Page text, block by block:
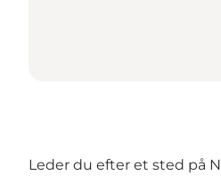
Leder du efter et sted på